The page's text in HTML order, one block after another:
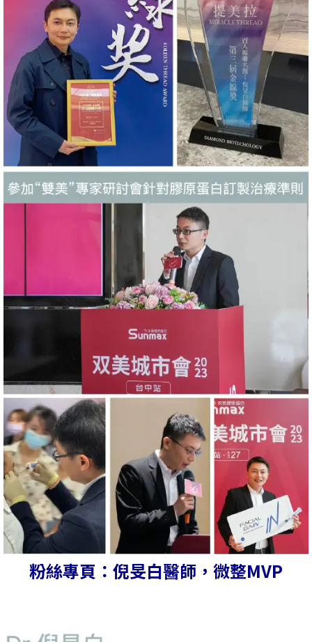
粉絲專頁：倪旻白醫師，微整MVP